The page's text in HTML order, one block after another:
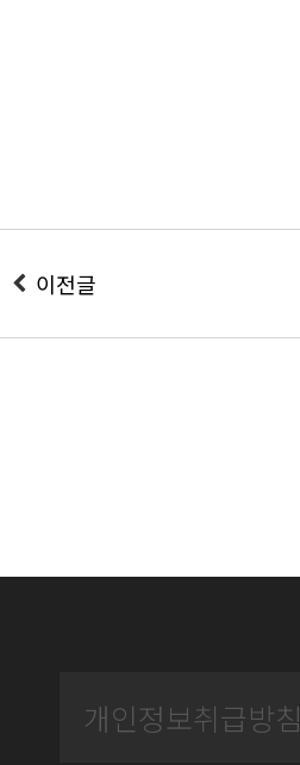
이전글
개인정보취급방침